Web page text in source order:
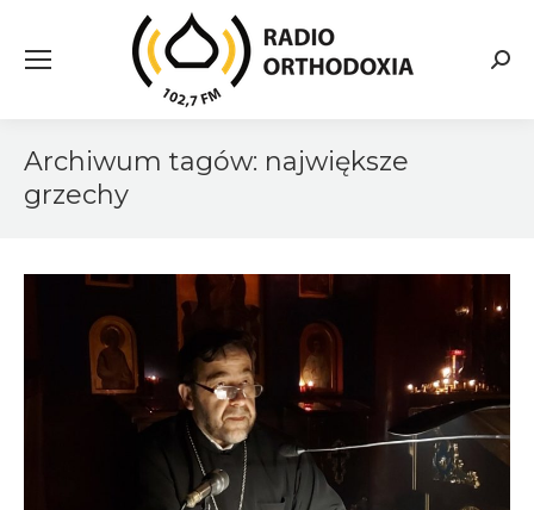
Archiwum tagów: największe
grzechy